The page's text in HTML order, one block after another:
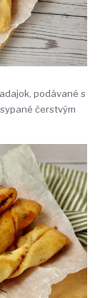
podávané s
čerstvým